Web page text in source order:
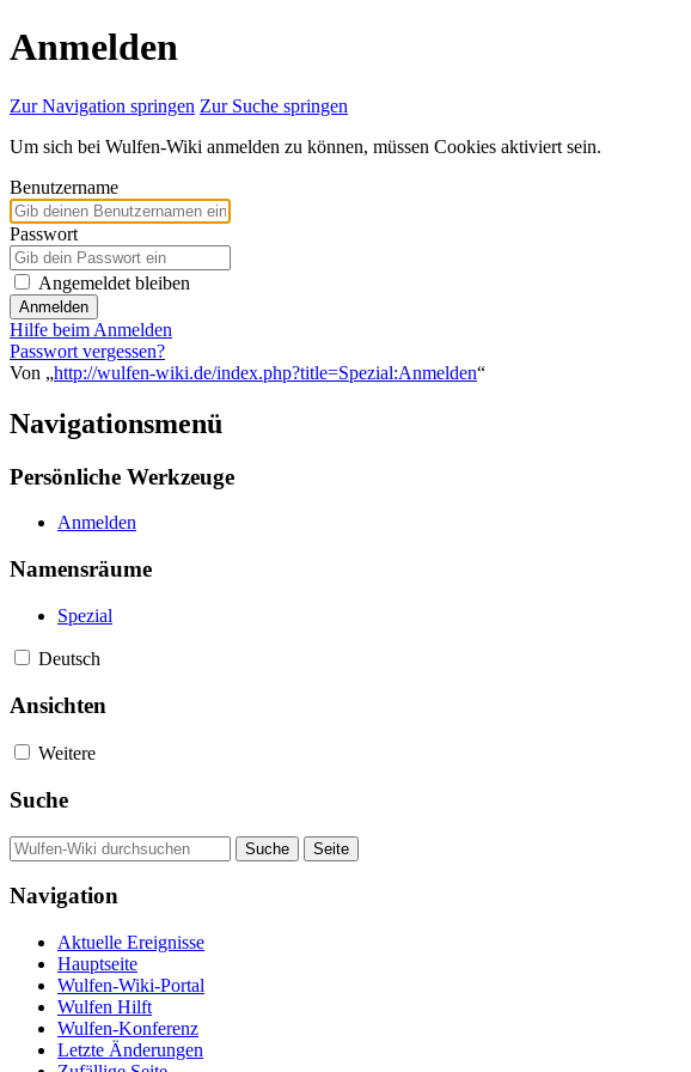
Anmelden
Zur Navigation springen Zur Suche springen
Um sich bei Wulfen-Wiki anmelden zu können, müssen Cookies aktiviert sein.
Benutzername
Passwort
Angemeldet bleiben
Anmelden
Hilfe beim Anmelden
Passwort vergessen?
Von „http://wulfen-wiki.de/index.php?title=Spezial:Anmelden“
Navigationsmenü
Persönliche Werkzeuge
Anmelden
Namensräume
Spezial
Deutsch
Ansichten
Weitere
Suche
Navigation
Aktuelle Ereignisse
Hauptseite
Wulfen-Wiki-Portal
Wulfen Hilft
Wulfen-Konferenz
Letzte Änderungen